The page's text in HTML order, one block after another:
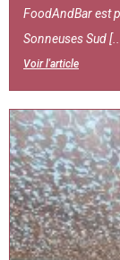
FoodAndBar est
Sonneuses Sud
Voir l'article